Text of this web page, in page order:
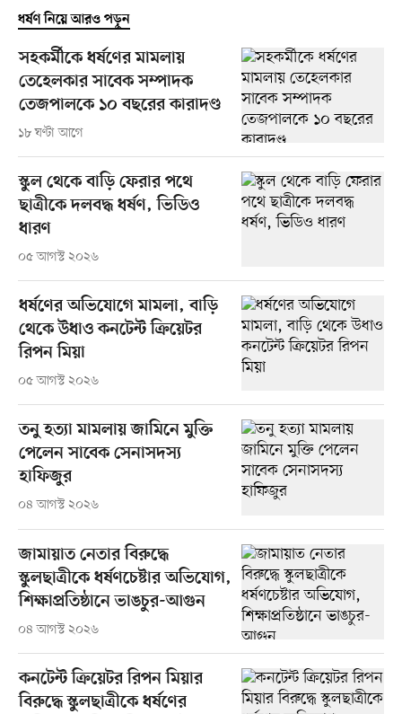
ধর্ষণ নিয়ে আরও পড়ুন
সহকর্মীকে ধর্ষণের মামলায়
তেহেলকার সাবেক সম্পাদক
তেজপালকে ১০ বছরের কারাদণ্ড
১৮ ঘণ্টা আগে
স্কুল থেকে বাড়ি ফেরার পথে
ছাত্রীকে দলবদ্ধ ধর্ষণ, ভিডিও
ধারণ
০৫ আগস্ট ২০২৬
ধর্ষণের অভিযোগে মামলা, বাড়ি
থেকে উধাও কনটেন্ট ক্রিয়েটর
রিপন মিয়া
০৫ আগস্ট ২০২৬
তনু হত্যা মামলায় জামিনে মুক্তি
পেলেন সাবেক সেনাসদস্য
হাফিজুর
০৪ আগস্ট ২০২৬
জামায়াত নেতার বিরুদ্ধে
স্কুলছাত্রীকে ধর্ষণচেষ্টার অভিযোগ,
শিক্ষাপ্রতিষ্ঠানে ভাঙচুর-আগুন
০৪ আগস্ট ২০২৬
কনটেন্ট ক্রিয়েটর রিপন মিয়ার
বিরুদ্ধে স্কুলছাত্রীকে ধর্ষণের